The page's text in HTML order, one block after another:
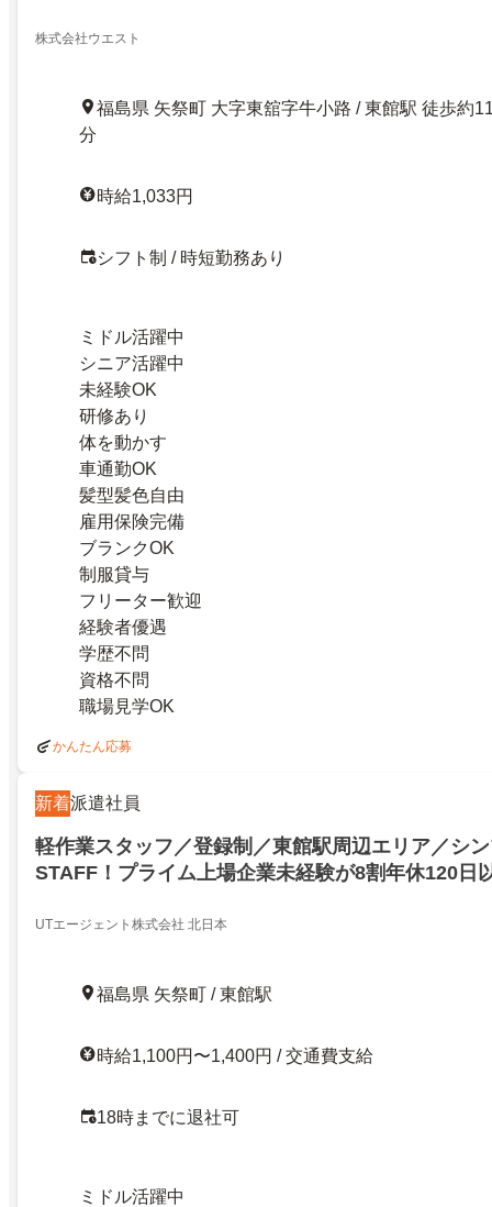
株式会社ウエスト
福島県 矢祭町 大字東舘字牛小路 / 東館駅 徒歩約
分
時給1,033円
シフト制 / 時短勤務あり
ミドル活躍中
シニア活躍中
未経験OK
研修あり
体を動かす
車通勤OK
髪型髪色自由
雇用保険完備
ブランクOK
制服貸与
フリーター歓迎
経験者優遇
学歴不問
資格不問
職場見学OK
かんたん応募
新着派遣社員
軽作業スタッフ／登録制／東館駅周辺エリア／シ
STAFF！プライム上場企業未経験が8割年休120日
プル軽作業STAFF！プライム上場企業未経験が8割
UTエージェント株式会社 北日本
福島県 矢祭町 / 東館駅
時給1,100円〜1,400円 / 交通費支給
18時までに退社可
ミドル活躍中